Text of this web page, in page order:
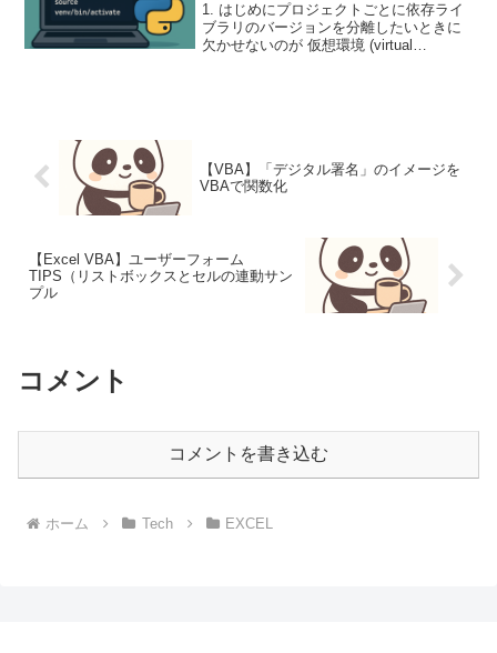
1. はじめにプロジェクトごとに依存ライ
ブラリのバージョンを分離したいときに
欠かせないのが 仮想環境 (virtual
【VBA】「デジタル署名」のイメージを
VBAで関数化
【Excel VBA】ユーザーフォーム
TIPS（リストボックスとセルの連動サン
プル
コメント
コメントを書き込む
ホーム Tech EXCEL